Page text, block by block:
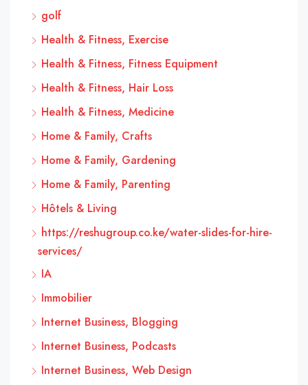
golf
Health & Fitness, Exercise
Health & Fitness, Fitness Equipment
Health & Fitness, Hair Loss
Health & Fitness, Medicine
Home & Family, Crafts
Home & Family, Gardening
Home & Family, Parenting
Hôtels & Living
https://reshugroup.co.ke/water-slides-for-hire-
services/
IA
Immobilier
Internet Business, Blogging
Internet Business, Podcasts
Internet Business, Web Design